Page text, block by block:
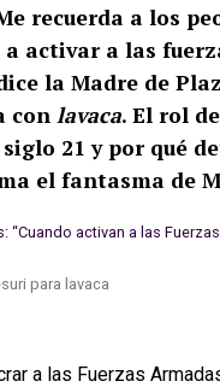
recuerda a los
activar a las
la Madre de
con lavaca. El rol
21 y por qué
el fantasma de
para lavaca
a las Fuerzas